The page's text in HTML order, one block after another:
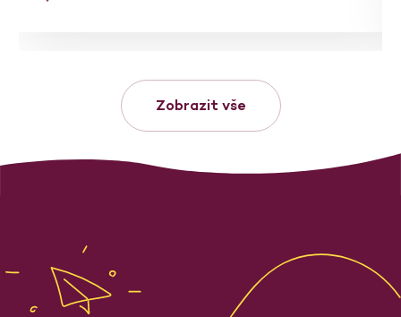
Zobrazit vše